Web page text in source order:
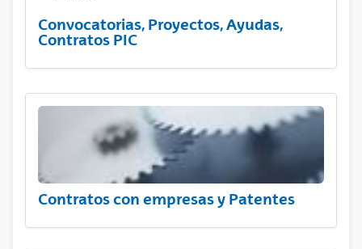
Convocatorias, Proyectos, Ayudas,
Contratos PIC
Contratos con empresas y Patentes